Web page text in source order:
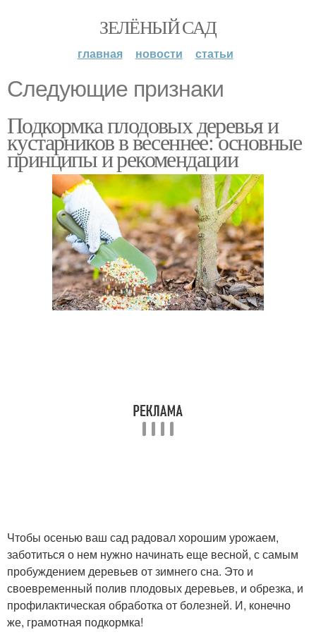
ЗЕЛЁНЫЙ САД
главная новости статьи
Следующие признаки
Подкормка плодовых деревья и
кустарников в весеннее: основные
принципы и рекомендации
Чтобы осенью ваш сад радовал хорошим урожаем,
заботиться о нем нужно начинать еще весной, с самым
пробуждением деревьев от зимнего сна. Это и
своевременный полив плодовых деревьев, и обрезка, и
профилактическая обработка от болезней. И, конечно
же, грамотная подкормка!